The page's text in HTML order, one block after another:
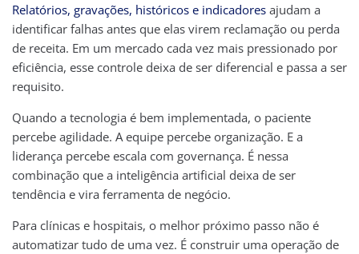
Relatórios, gravações, históricos e indicadores ajudam a
identificar falhas antes que elas virem reclamação ou perda
de receita. Em um mercado cada vez mais pressionado por
eficiência, esse controle deixa de ser diferencial e passa a ser
requisito.
Quando a tecnologia é bem implementada, o paciente
percebe agilidade. A equipe percebe organização. E a
liderança percebe escala com governança. É nessa
combinação que a inteligência artificial deixa de ser
tendência e vira ferramenta de negócio.
Para clínicas e hospitais, o melhor próximo passo não é
automatizar tudo de uma vez. É construir uma operação de